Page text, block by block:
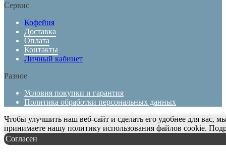
Сервис
Кофейня
Доставка
Оплата
Контакты
Личный кабинет
Разное
Условия покупки и гарантия
Политика обработки персональных данных
Чтобы улучшить наш веб-сайт и сделать его удобнее для вас,
принимаете нашу политику использования файлов cookie.
Согласен